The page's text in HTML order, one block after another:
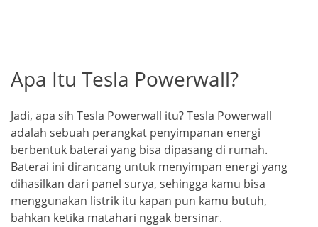
Apa Itu Tesla Powerwall?
Jadi, apa sih Tesla Powerwall itu? Tesla Powerwall
adalah sebuah perangkat penyimpanan energi
berbentuk baterai yang bisa dipasang di rumah.
Baterai ini dirancang untuk menyimpan energi yang
dihasilkan dari panel surya, sehingga kamu bisa
menggunakan listrik itu kapan pun kamu butuh,
bahkan ketika matahari nggak bersinar.